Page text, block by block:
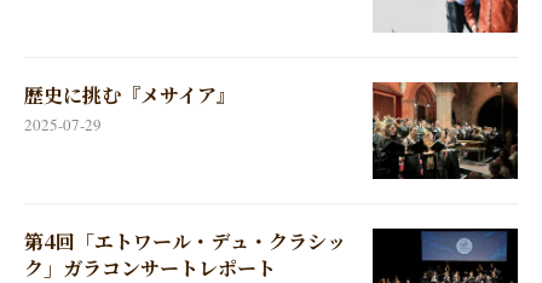
歴史に挑む『メサイア』
2025-07-29
第4回「エトワール・デュ・クラシッ
ク」ガラコンサートレポート